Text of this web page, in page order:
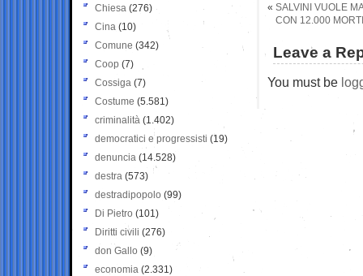
« SALVINI VUOLE
CON 12.000
Leave a
You must be
Chiesa (276)
Cina (10)
Comune (342)
Coop (7)
Cossiga (7)
Costume (5.581)
criminalità (1.402)
democratici e progressisti (19)
denuncia (14.528)
destra (573)
destradipopolo (99)
Di Pietro (101)
Diritti civili (276)
don Gallo (9)
economia (2.331)